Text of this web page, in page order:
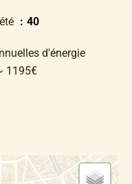
40
d'énergie
1195€